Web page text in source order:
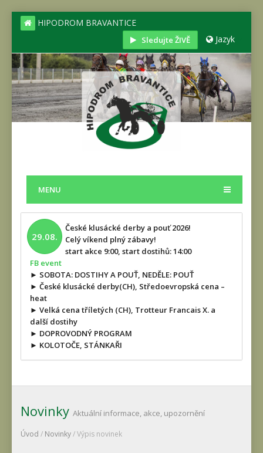
HIPODROM BRAVANTICE
Sledujte ŽIVĚ Jazyk
MENU
29.08.
České klusácké derby a pouť 2026!
Celý víkend plný zábavy!
start akce 9:00, start dostihů: 14:00
FB event
► SOBOTA: DOSTIHY A POUŤ, NEDĚLE: POUŤ
► České klusácké derby(CH), Středoevropská cena –
heat
► Velká cena tříletých (CH), Trotteur Francais X. a
další dostihy
► DOPROVODNÝ PROGRAM
► KOLOTOČE, STÁNKAŘI
Novinky Aktuální informace, akce, upozornění
Úvod / Novinky/ Výpis novinek